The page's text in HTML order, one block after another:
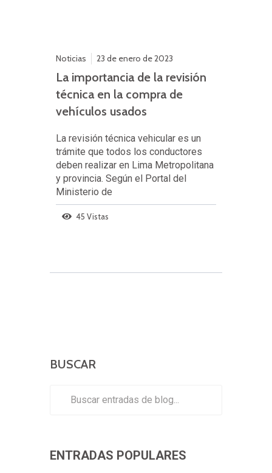
Noticias 23 de enero de 2023
La importancia de la revisión
técnica en la compra de
vehículos usados
La revisión técnica vehicular es un
trámite que todos los conductores
deben realizar en Lima Metropolitana
y provincia. Según el Portal del
Ministerio de
45 Vistas
BUSCAR
ENTRADAS POPULARES